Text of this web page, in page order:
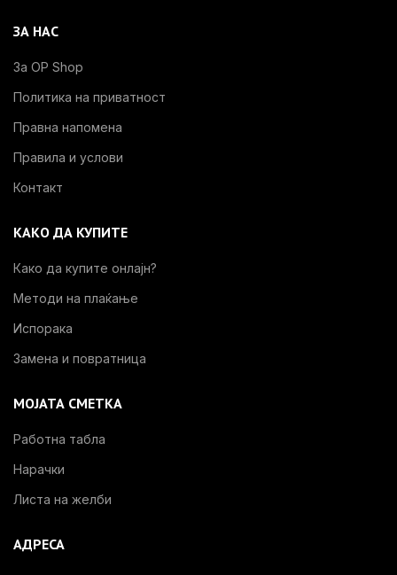
ЗА НАС
За OP Shop
Политика на приватност
Правна напомена
Правила и услови
Контакт
КАКО ДА КУПИТЕ
Како да купите онлајн?
Методи на плаќање
Испорака
Замена и повратница
МОЈАТА СМЕТКА
Работна табла
Нарачки
Листа на желби
АДРЕСА